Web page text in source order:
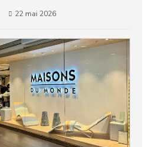
22 mai 2026